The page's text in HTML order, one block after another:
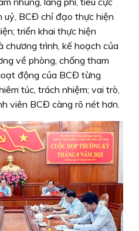
BCĐ chỉ đạo thực hiện
triển khai thực hiện
chương trình, kế hoạch của
về phòng, chống tham
động của BCĐ từng
túc, trách nhiệm; vai trò,
viên BCĐ càng rõ nét hơn.